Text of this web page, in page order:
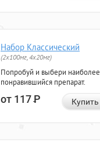
Набор Классический
(2x100мг, 4x20мг)
Попробуй и выбери наиболее
понравившийся препарат.
от 117Р Купить